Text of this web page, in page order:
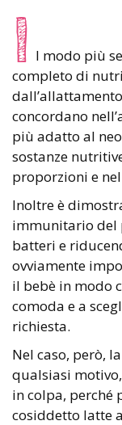
I l modo più
completo di
concordano
più adatto al
sostanze
proporzioni e
Inoltre è
immunitario del
batteri e
ovviamente
il bebè in modo
comoda e a
richiesta.
Nel caso, però,
qualsiasi
in colpa, perché
cosiddetto latte